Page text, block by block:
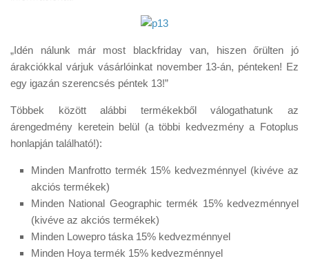
„Idén nálunk már most blackfriday van, hiszen őrülten jó
árakciókkal várjuk vásárlóinkat november 13-án, pénteken! Ez
egy igazán szerencsés péntek 13!”
Többek között alábbi termékekből válogathatunk az
árengedmény keretein belül (a többi kedvezmény a Fotoplus
honlapján található!):
Minden Manfrotto termék 15% kedvezménnyel (kivéve az
akciós termékek)
Minden National Geographic termék 15% kedvezménnyel
(kivéve az akciós termékek)
Minden Lowepro táska 15% kedvezménnyel
Minden Hoya termék 15% kedvezménnyel